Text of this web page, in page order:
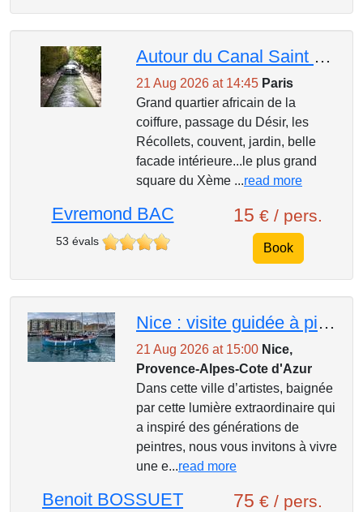
Autour du Canal Saint Martin
21 Aug 2026 at 14:45 Paris
Grand quartier africain de la
coiffure, passage du Désir, les
Récollets, couvent, jardin, belle
facade intérieure...le plus grand
square du Xème ...read more
Evremond BAC
53 évals
15 € / pers.
Book
Nice : visite guidée à pied, atelier d'aquarelle sur le port et dégustation locale
21 Aug 2026 at 15:00 Nice,
Provence-Alpes-Cote d'Azur
Dans cette ville d’artistes, baignée
par cette lumière extraordinaire qui
a inspiré des générations de
peintres, nous vous invitons à vivre
une e...read more
Benoit BOSSUET 75 € / pers.